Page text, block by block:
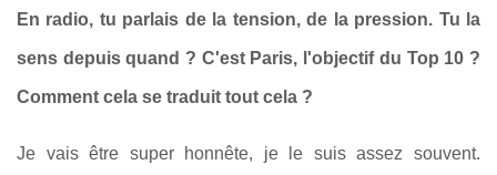
En radio, tu parlais de la tension, de la pression. Tu la
sens depuis quand ? C'est Paris, l'objectif du Top 10 ?
Comment cela se traduit tout cela ?
Je vais être super honnête, je le suis assez souvent.